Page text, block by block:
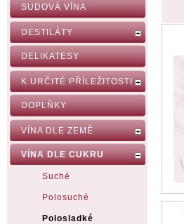
SUDOVÁ VÍNA
DESTILÁTY
DELIKATESY
K URČITÉ PŘÍLEŽITOSTI
DOPLŇKY
VÍNA DLE ZEMĚ
VÍNA DLE CUKRU
Suché
Polosuché
Polosladké